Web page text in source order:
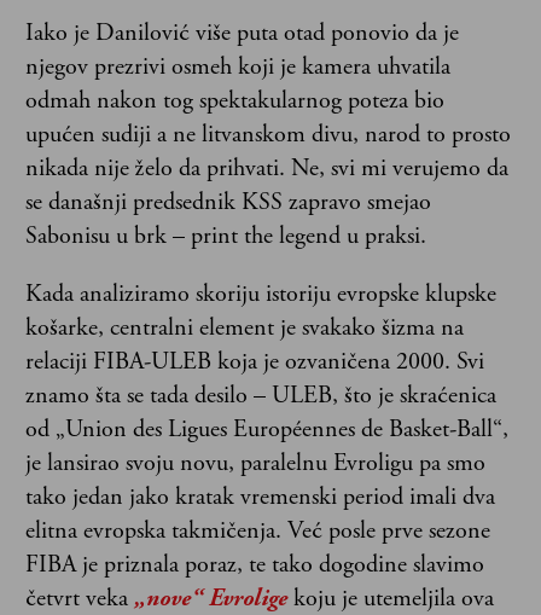
Iako je Danilović više puta otad ponovio da je
njegov prezrivi osmeh koji je kamera uhvatila
odmah nakon tog spektakularnog poteza bio
upućen sudiji a ne litvanskom divu, narod to prosto
nikada nije želo da prihvati. Ne, svi mi verujemo da
se današnji predsednik KSS zapravo smejao
Sabonisu u brk – print the legend u praksi.
Kada analiziramo skoriju istoriju evropske klupske
košarke, centralni element je svakako šizma na
relaciji FIBA-ULEB koja je ozvaničena 2000. Svi
znamo šta se tada desilo – ULEB, što je skraćenica
od „Union des Ligues Européennes de Basket-Ball“,
je lansirao svoju novu, paralelnu Evroligu pa smo
tako jedan jako kratak vremenski period imali dva
elitna evropska takmičenja. Već posle prve sezone
FIBA je priznala poraz, te tako dogodine slavimo
četvrt veka „nove“ Evroligekoju je utemeljila ova